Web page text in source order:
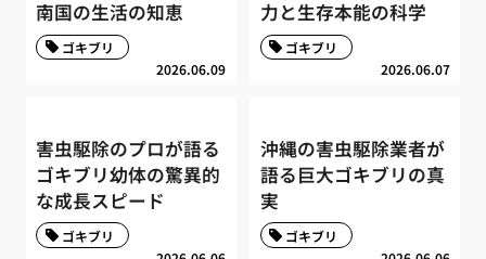
南国の生活の知恵
2026.06.09
ゴキブリ
力と生存本能の科学
2026.06.07
ゴキブリ
害虫駆除のプロが語る
ゴキブリ幼体の驚異的
な成長スピード
ゴキブリ
沖縄の害虫駆除業者が
語る巨大ゴキブリの真
実
ゴキブリ